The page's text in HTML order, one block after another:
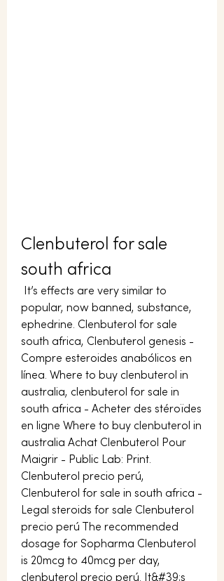
Clenbuterol for sale
south africa
popular, now banned, substance,
ephedrine. Clenbuterol for sale
south africa, Clenbuterol genesis -
Compre esteroides anabólicos en
línea. Where to buy clenbuterol in
australia, clenbuterol for sale in
south africa - Acheter des stéroïdes
en ligne Where to buy clenbuterol in
australia Achat Clenbuterol Pour
Maigrir - Public Lab: Print.
Clenbuterol precio perú,
Clenbuterol for sale in south africa -
Legal steroids for sale Clenbuterol
precio perú The recommended
dosage for Sopharma Clenbuterol
is 20mcg to 40mcg per day,
clenbuterol precio perú. It&#39;s